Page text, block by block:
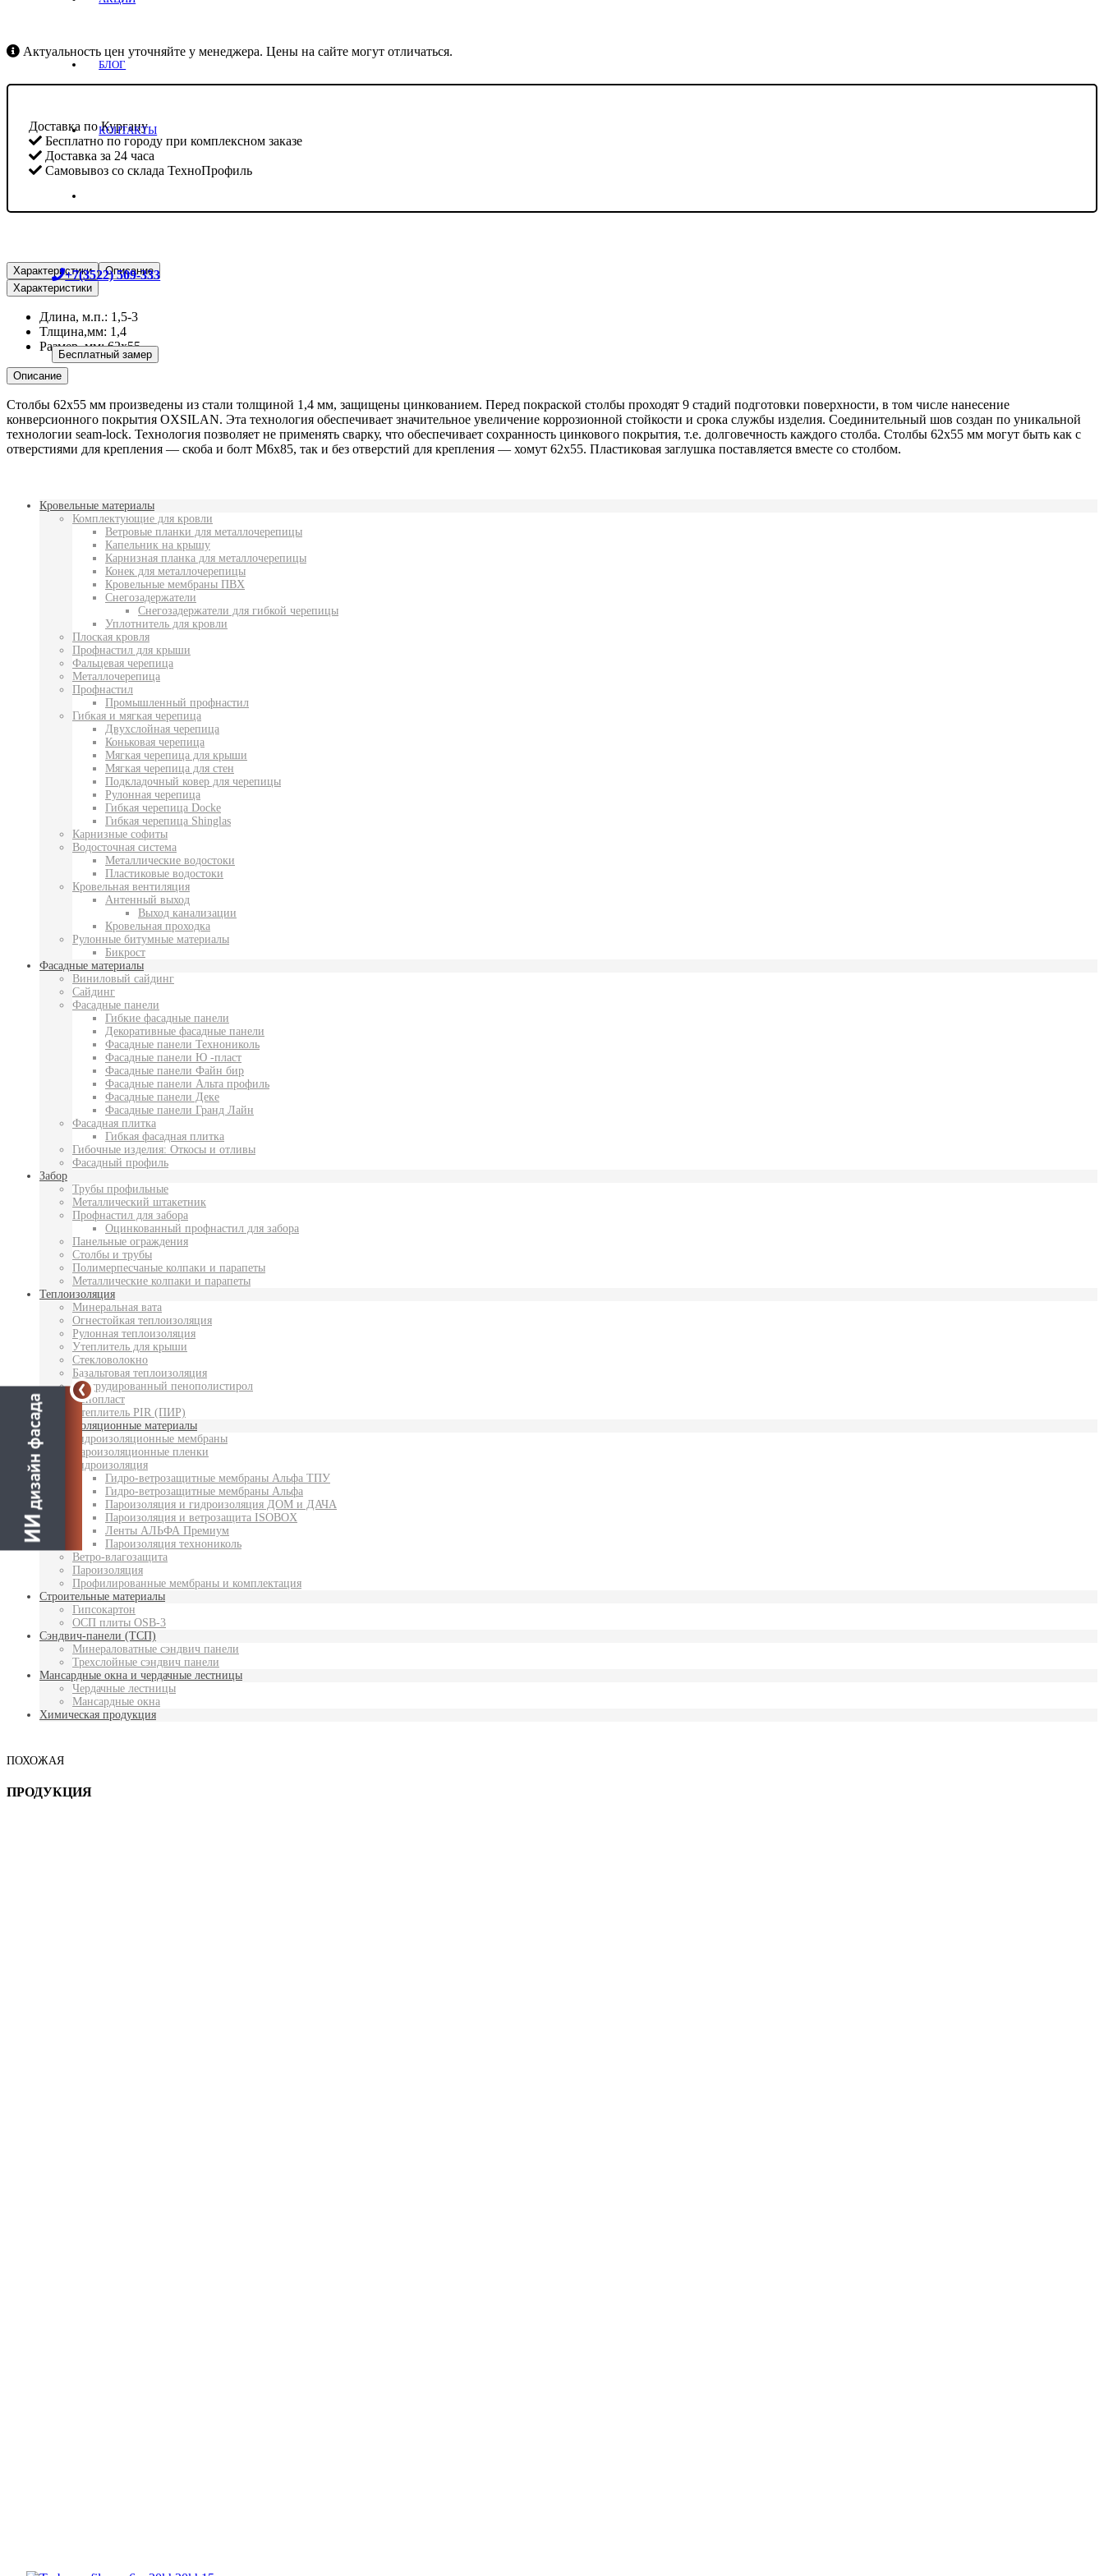
БЛОГ
КОНТАКТЫ
+7(3522) 509-333
Бесплатный замер
Актуальность цен уточняйте у менеджера. Цены на сайте могут отличаться.
Доставка по Кургану
Бесплатно по городу при комплексном заказе
Доставка за 24 часа
Самовывоз со склада ТехноПрофиль
Характеристики
Описание
Характеристики
Длина, м.п.: 1,5-3
Тлщина,мм: 1,4
Размер, мм: 62х55
Описание
Столбы 62х55 мм произведены из стали толщиной 1,4 мм, защищены цинкованием. Перед покраской столбы проходят 9 стадий подготовки поверхности, в том числе нанесение
конверсионного покрытия OXSILAN. Эта технология обеспечивает значительное увеличение коррозионной стойкости и срока службы изделия. Соединительный шов создан по уникальной
технологии seam-lock. Технология позволяет не применять сварку, что обеспечивает сохранность цинкового покрытия, т.е. долговечность каждого столба. Столбы 62х55 мм могут быть как с
отверстиями для крепления — скоба и болт М6х85, так и без отверстий для крепления — хомут 62х55. Пластиковая заглушка поставляется вместе со столбом.
Кровельные материалы
Комплектующие для кровли
Ветровые планки для металлочерепицы
Капельник на крышу
Карнизная планка для металлочерепицы
Конек для металлочерепицы
Кровельные мембраны ПВХ
Снегозадержатели
Снегозадержатели для гибкой черепицы
Уплотнитель для кровли
Плоская кровля
Профнастил для крыши
Фальцевая черепица
Металлочерепица
Профнастил
Промышленный профнастил
Гибкая и мягкая черепица
Двухслойная черепица
Коньковая черепица
Мягкая черепица для крыши
Мягкая черепица для стен
Подкладочный ковер для черепицы
Рулонная черепица
Гибкая черепица Docke
Гибкая черепица Shinglas
Карнизные софиты
Водосточная система
Металлические водостоки
Пластиковые водостоки
Кровельная вентиляция
Антенный выход
Выход канализации
Кровельная проходка
Рулонные битумные материалы
Бикрост
Фасадные материалы
Виниловый сайдинг
Сайдинг
Фасадные панели
Гибкие фасадные панели
Декоративные фасадные панели
Фасадные панели Технониколь
Фасадные панели Ю -пласт
Фасадные панели Файн бир
Фасадные панели Альта профиль
Фасадные панели Деке
Фасадные панели Гранд Лайн
Фасадная плитка
Гибкая фасадная плитка
Гибочные изделия: Откосы и отливы
Фасадный профиль
Забор
Трубы профильные
Металлический штакетник
Профнастил для забора
Оцинкованный профнастил для забора
Панельные ограждения
Столбы и трубы
Полимерпесчаные колпаки и парапеты
Металлические колпаки и парапеты
Теплоизоляция
Минеральная вата
Огнестойкая теплоизоляция
Рулонная теплоизоляция
Утеплитель для крыши
Стекловолокно
Базальтовая теплоизоляция
Экструдированный пенополистирол
Пенопласт
Утеплитель PIR (ПИР)
Гидроизоляционные материалы
Гидроизоляционные мембраны
Пароизоляционные пленки
Гидроизоляция
Гидро-ветрозащитные мембраны Альфа ТПУ
Гидро-ветрозащитные мембраны Альфа
Пароизоляция и гидроизоляция ДОМ и ДАЧА
Пароизоляция и ветрозащита ISOBOX
Ленты АЛЬФА Премиум
Пароизоляция технониколь
Ветро-влагозащита
Пароизоляция
Профилированные мембраны и комплектация
Строительные материалы
Гипсокартон
ОСП плиты OSB-3
Сэндвич-панели (ТСП)
Минераловатные сэндвич панели
Трехслойные сэндвич панели
Мансардные окна и чердачные лестницы
Чердачные лестницы
Мансардные окна
Химическая продукция
ПОХОЖАЯ
ПРОДУКЦИЯ